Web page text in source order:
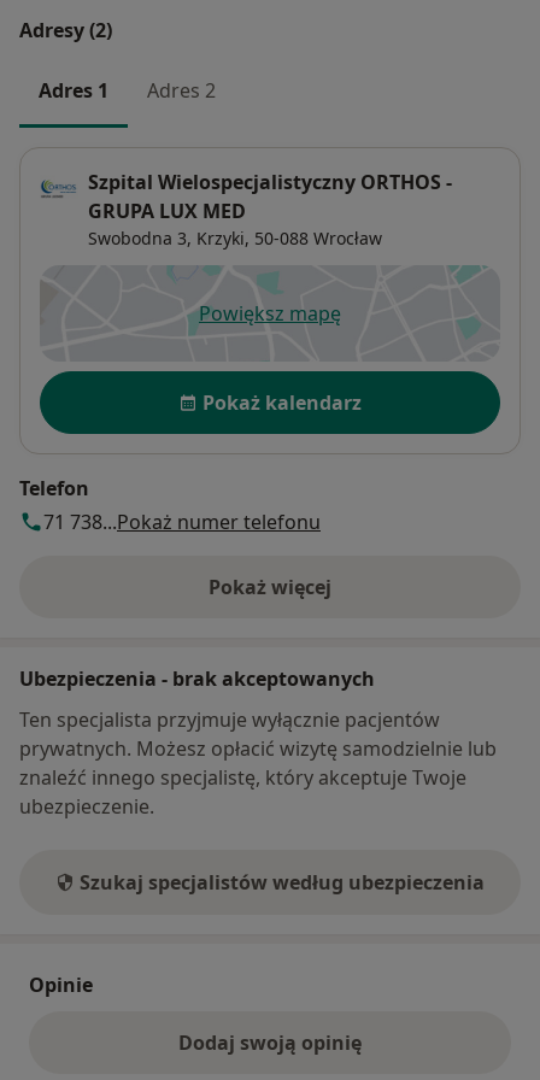
Doświadczenie:
Ruchu Uniwersyteckiego Szpitala
Klinicznego we Wrocławiu
Katedra Ortopedii i Traumatologii
Uniwersytetu Medycznego we Wrocławiu
Centre Orthopédique Santy – FIFA Medical
Centre of Excellence Lyon
Hôpital Privé Jean Mermoz w Lyonie, –
miejsca o najwyższej referencyjności w
leczeniu urazów sportowych
profesjonalnych zawodników, czołowych
piłkarzy
Południowej
Dolnośląskiego Oddziału PTOiTR; Polskiego
Towarzystwa Artroskopowego oraz ESSKA -
European Society of Sports Traumatology,
Knee Surgery & Arthroscopy. Od wielu lat
związany ze sportem - narciarstwem,
Adresy (2)
Adres 1 Adres 2
Szpital Wielospecjalistyczny ORTHOS -
GRUPA LUX MED
Swobodna 3, Krzyki, 50-088 Wrocław
Powiększ mapęotwiera się w nowej karcie
Dostępność
Pokaż kalendarz
Telefon
71 738...Pokaż numer telefonu
Pokaż więcej
o adresie
Ubezpieczenia - brak akceptowanych
Ten specjalista przyjmuje wyłącznie pacjentów
prywatnych. Możesz opłacić wizytę samodzielnie lub
znaleźć innego specjalistę, który akceptuje Twoje
ubezpieczenie.
Szukaj specjalistów według ubezpieczenia
Opinie
Dodaj swoją opinię